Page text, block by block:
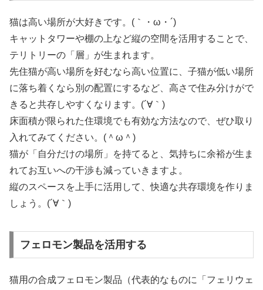
猫は高い場所が大好きです。(｀・ω・´)
キャットタワーや棚の上など縦の空間を活用することで、
テリトリーの「層」が生まれます。
先住猫が高い場所を好むなら高い位置に、子猫が低い場所
に落ち着くなら別の配置にするなど、高さで住み分けがで
きると共存しやすくなります。(´∀｀)
床面積が限られた住環境でも有効な方法なので、ぜひ取り
入れてみてください。(＾ω＾)
猫が「自分だけの場所」を持てると、気持ちに余裕が生ま
れてお互いへの干渉も減っていきますよ。
縦のスペースを上手に活用して、快適な共存環境を作りま
しょう。(´∀｀)
フェロモン製品を活用する
猫用の合成フェロモン製品（代表的なものに「フェリウェ